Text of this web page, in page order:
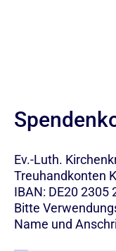
Ev.-Luth.
Treuhandkonten
IBAN: DE20 2305
Bitte
Name und